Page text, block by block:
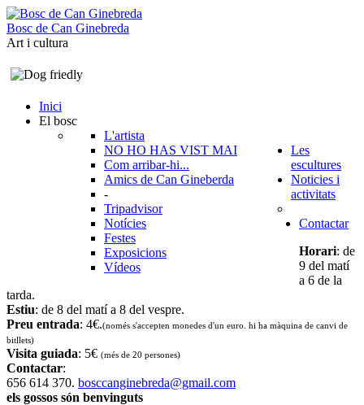
Bosc de Can Ginebreda
Art i cultura
Inici
El bosc
L'artista
NO HO HAS VIST MAI
Com arribar-hi...
Amics de Can Gineberda
-
Tripadvisor
Les
escultures
Noticies i
activitats
Notícies
Festes
Exposicions
Vídeos
Contactar
Horari: de
9 del matí
a 6 de la
tarda.
Estiu: de 8 del matí a 8 del vespre.
Preu entrada: 4€.(només s'accepten monedes d'un euro. hi ha màquina de canvi de
bitllets)
Visita guiada: 5€ (més de 20 persones)
Contactar:
656 614 370. bosccanginebreda@gmail.com
els gossos són benvinguts